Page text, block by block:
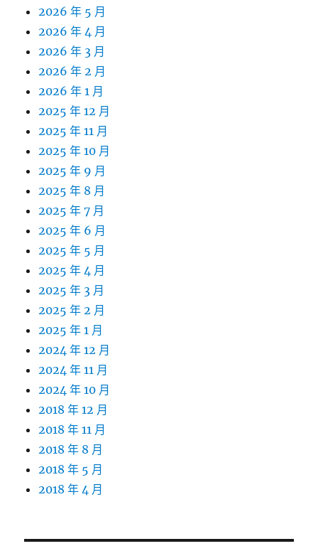
2026 年 5 月
2026 年 4 月
2026 年 3 月
2026 年 2 月
2026 年 1 月
2025 年 12 月
2025 年 11 月
2025 年 10 月
2025 年 9 月
2025 年 8 月
2025 年 7 月
2025 年 6 月
2025 年 5 月
2025 年 4 月
2025 年 3 月
2025 年 2 月
2025 年 1 月
2024 年 12 月
2024 年 11 月
2024 年 10 月
2018 年 12 月
2018 年 11 月
2018 年 8 月
2018 年 5 月
2018 年 4 月